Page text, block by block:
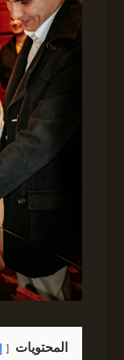
المحتويات